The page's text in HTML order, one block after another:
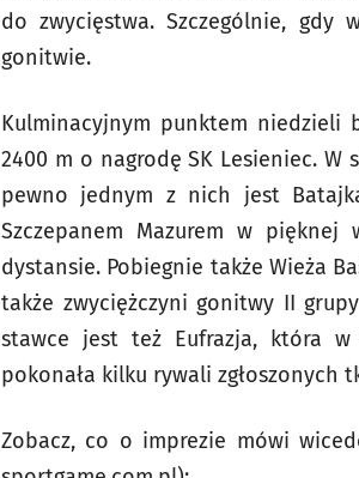
do zwycięstwa. Szczególnie, gdy
gonitwie.
Kulminacyjnym punktem
2400 m o nagrodę SK Lesieniec.
pewno jednym z nich jest
Szczepanem Mazurem w
dystansie. Pobiegnie także Wieża
także zwyciężczyni gonitwy II
stawce jest też Eufrazja, która w
pokonała kilku rywali zgłoszonych
Zobacz, co o imprezie mówi